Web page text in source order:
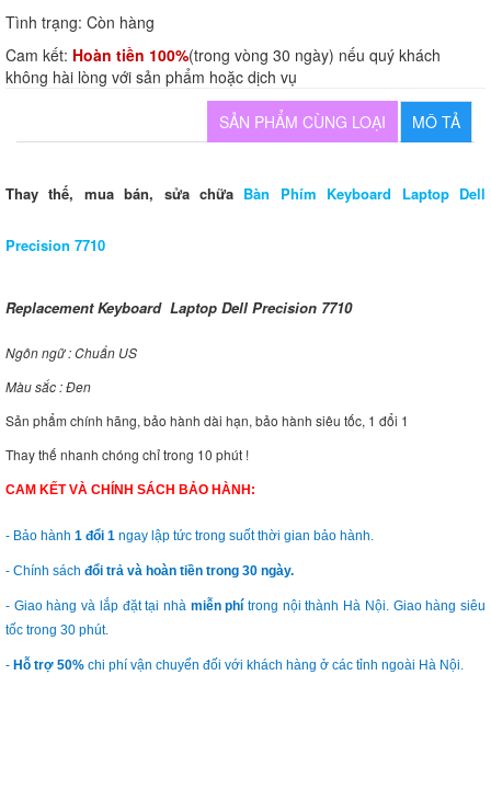
Tình trạng: Còn hàng
Cam kết: Hoàn tiền 100%(trong vòng 30 ngày) nếu quý khách
không hài lòng với sản phẩm hoặc dịch vụ
MÔ TẢ
SẢN PHẨM CÙNG LOẠI
Thay thế, mua bán, sửa chữa Bàn Phím Keyboard Laptop Dell
Precision 7710
Replacement Keyboard Laptop Dell Precision 7710
Ngôn ngữ : Chuẩn US
Màu sắc : Đen
Sản phẩm chính hãng, bảo hành dài hạn, bảo hành siêu tốc, 1 đổi 1
Thay thế nhanh chóng chỉ trong 10 phút !
CAM KẾT VÀ CHÍNH SÁCH BẢO HÀNH:
- Bảo hành 1 đổi 1 ngay lập tức trong suốt thời gian bảo hành.
- Chính sách đổi trả và hoàn tiền trong 30 ngày.
- Giao hàng và lắp đặt tại nhà miễn phí trong nội thành Hà Nội. Giao hàng siêu
tốc trong 30 phút.
- Hỗ trợ 50% chi phí vận chuyển đối với khách hàng ở các tỉnh ngoài Hà Nội.